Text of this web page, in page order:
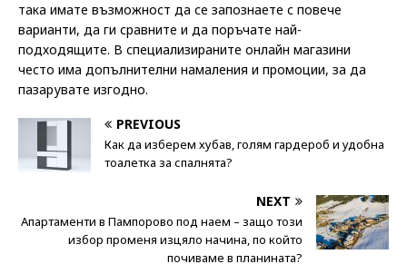
така имате възможност да се запознаете с повече
варианти, да ги сравните и да поръчате най-
подходящите. В специализираните онлайн магазини
често има допълнителни намаления и промоции, за да
пазарувате изгодно.
PREVIOUS
Как да изберем хубав, голям гардероб и удобна
тоалетка за спалнята?
NEXT
Апартаменти в Пампорово под наем – защо този
избор променя изцяло начина, по който
почиваме в планината?